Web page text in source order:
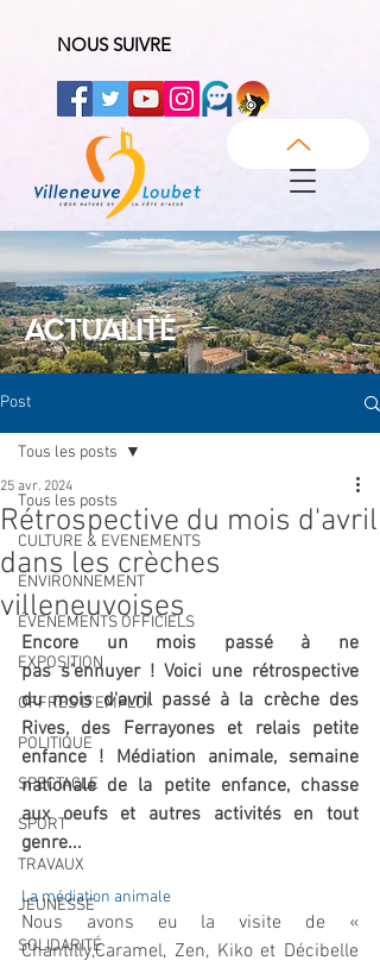
NOUS SUIVRE
ACTUALITÉ
Post
Tous les posts
CULTURE & EVENEMENTS
ENVIRONNEMENT
ÉVÉNEMENTS OFFICIELS
EXPOSITION
OFFRES D'EMPLOI
POLITIQUE
SPECTACLE
SPORT
TRAVAUX
JEUNESSE
SOLIDARITÉ
Tous les posts
Rétrospective du mois d'avril
dans les crèches
villeneuvoises
25 avr. 2024
Encore un mois passé à ne
pas s’ennuyer ! Voici une rétrospective
du mois d'avril passé à la crèche des
Rives, des Ferrayones et relais petite
enfance ! Médiation animale, semaine
nationale de la petite enfance, chasse
aux oeufs et autres activités en tout
genre...
La médiation animale
Nous avons eu la visite de «
Chantilly,Caramel, Zen, Kiko et Décibelle